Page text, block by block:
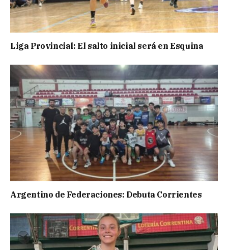
Liga Provincial: El salto inicial será en Esquina
Argentino de Federaciones: Debuta Corrientes